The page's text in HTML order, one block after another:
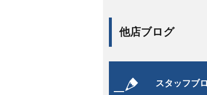
他店ブログ
スタッフブ